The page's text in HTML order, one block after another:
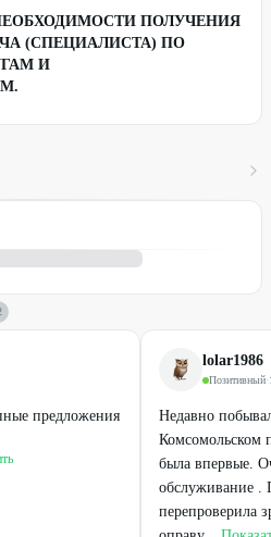
ПОЛУЧЕНИЯ
(СПЕЦИАЛИСТА) ПО
И
предложения
lolar1986
Позитивный·
Недавно
Комсомольском
была впервые.
обслуживание .
перепроверила